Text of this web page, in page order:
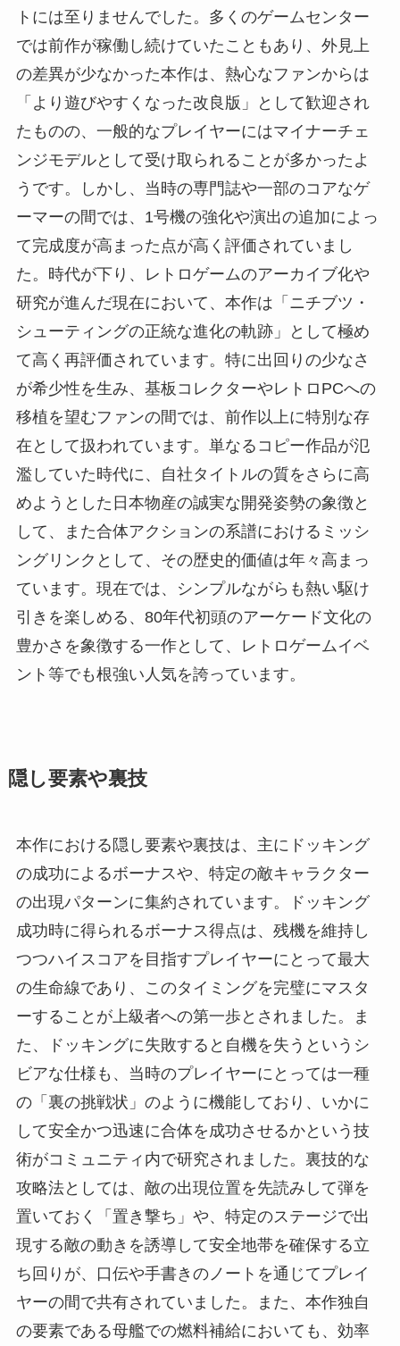
トには至りませんでした。多くのゲームセンター
では前作が稼働し続けていたこともあり、外見上
の差異が少なかった本作は、熱心なファンからは
「より遊びやすくなった改良版」として歓迎され
たものの、一般的なプレイヤーにはマイナーチェ
ンジモデルとして受け取られることが多かったよ
うです。しかし、当時の専門誌や一部のコアなゲ
ーマーの間では、1号機の強化や演出の追加によっ
て完成度が高まった点が高く評価されていまし
た。時代が下り、レトロゲームのアーカイブ化や
研究が進んだ現在において、本作は「ニチブツ・
シューティングの正統な進化の軌跡」として極め
て高く再評価されています。特に出回りの少なさ
が希少性を生み、基板コレクターやレトロPCへの
移植を望むファンの間では、前作以上に特別な存
在として扱われています。単なるコピー作品が氾
濫していた時代に、自社タイトルの質をさらに高
めようとした日本物産の誠実な開発姿勢の象徴と
して、また合体アクションの系譜におけるミッシ
ングリンクとして、その歴史的価値は年々高まっ
ています。現在では、シンプルながらも熱い駆け
引きを楽しめる、80年代初頭のアーケード文化の
豊かさを象徴する一作として、レトロゲームイベ
ント等でも根強い人気を誇っています。
隠し要素や裏技
本作における隠し要素や裏技は、主にドッキング
の成功によるボーナスや、特定の敵キャラクター
の出現パターンに集約されています。ドッキング
成功時に得られるボーナス得点は、残機を維持し
つつハイスコアを目指すプレイヤーにとって最大
の生命線であり、このタイミングを完璧にマスタ
ーすることが上級者への第一歩とされました。ま
た、ドッキングに失敗すると自機を失うというシ
ビアな仕様も、当時のプレイヤーにとっては一種
の「裏の挑戦状」のように機能しており、いかに
して安全かつ迅速に合体を成功させるかという技
術がコミュニティ内で研究されました。裏技的な
攻略法としては、敵の出現位置を先読みして弾を
置いておく「置き撃ち」や、特定のステージで出
現する敵の動きを誘導して安全地帯を確保する立
ち回りが、口伝や手書きのノートを通じてプレイ
ヤーの間で共有されていました。また、本作独自
の要素である母艦での燃料補給においても、効率